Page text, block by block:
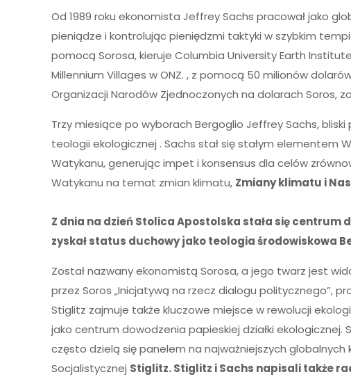
Od 1989 roku ekonomista Jeffrey Sachs pracował jako
pieniądze i kontrolując pieniędzmi taktyki w szybkim
pomocą Sorosa, kieruje Columbia University Earth
Millennium Villages w ONZ. , z pomocą 50 milionów
Organizacji Narodów Zjednoczonych na dolarach Soros,
Trzy miesiące po wyborach Bergoglio Jeffrey Sachs,
teologii ekologicznej . Sachs stał się stałym elementem
Watykanu, generując impet i konsensus dla celów
Watykanu na temat zmian klimatu, Zmiany klimatu i
Z dnia na dzień Stolica Apostolska stała się centrum
zyskał status duchowy jako teologia środowiskowa
Został nazwany ekonomistą Sorosa, a jego twarz jest
przez Soros „Inicjatywą na rzecz dialogu politycznego”,
Stiglitz zajmuje także kluczowe miejsce w rewolucji
jako centrum dowodzenia papieskiej działki
często dzielą się panelem na najważniejszych
Socjalistycznej Stiglitz. Stiglitz i Sachs napisali także